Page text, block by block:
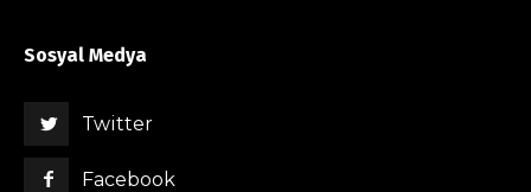
Sosyal Medya
Twitter
Facebook